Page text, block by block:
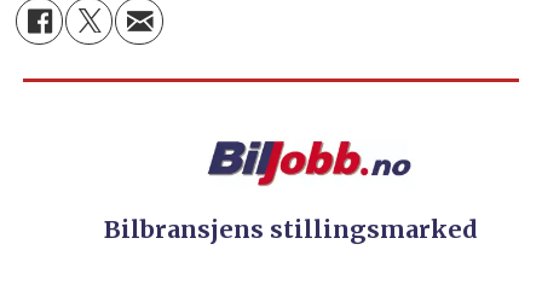
Bilbransjens stillingsmarked